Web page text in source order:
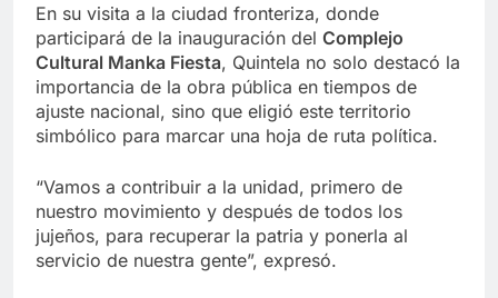
En su visita a la ciudad fronteriza, donde
participará de la inauguración del Complejo
Cultural Manka Fiesta, Quintela no solo destacó la
importancia de la obra pública en tiempos de
ajuste nacional, sino que eligió este territorio
simbólico para marcar una hoja de ruta política.
“Vamos a contribuir a la unidad, primero de
nuestro movimiento y después de todos los
jujeños, para recuperar la patria y ponerla al
servicio de nuestra gente”, expresó.